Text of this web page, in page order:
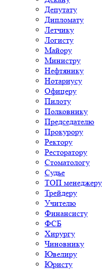
Депутату
Дипломату
Летчику
Логисту
Майору
Министру
Нефтянику
Нотариусу
Офицеру
Пилоту
Полковнику
Председателю
Прокурору
Ректору
Ресторатору
Стоматологу
Судье
ТОП менеджеру
Трейдеру
Учителю
Финансисту
ФСБ
Хирургу
Чиновнику
Ювелиру
Юристу